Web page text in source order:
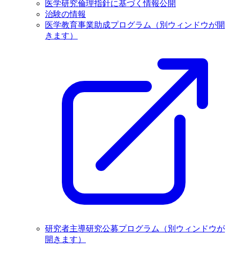
医学研究倫理指針に基づく情報公開
治験の情報
医学教育事業助成プログラム
（別ウィンドウが開
きます）
研究者主導研究公募プログラム
（別ウィンドウが
開きます）